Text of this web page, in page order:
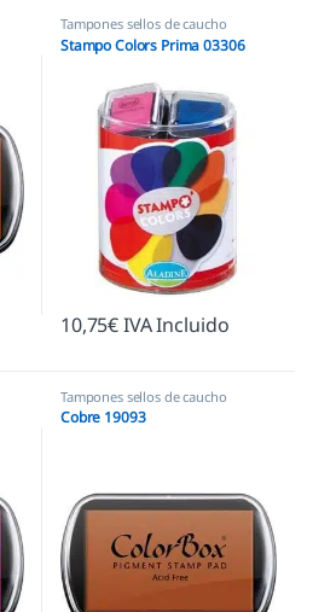
Tampones sellos de caucho
Stampo Colors Prima 03306
10,75€IVA Incluido
Tampones sellos de caucho
Cobre 19093